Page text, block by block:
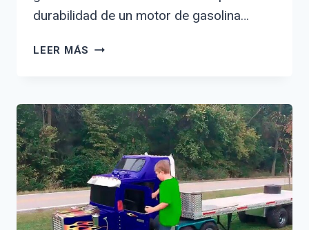
durabilidad de un motor de gasolina…
LEER MÁS ¿CUÁNTOS
MOTOR
DE
GASOLINA?
DESCUBRE
LA
VERDAD
AQUÍ